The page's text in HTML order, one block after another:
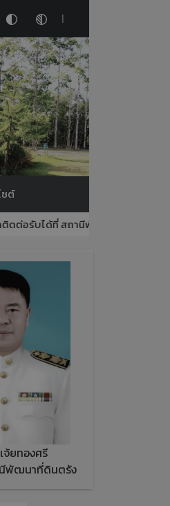
|
ซต์
สถานีพัฒนาที่ดินตรัง ได้ทุกวัน ในเวล
จ้ยทองศรี
นีพัฒนาที่ดินตรัง